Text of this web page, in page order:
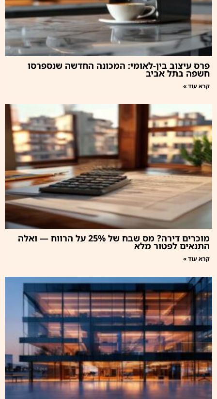
פרס עיצוב בין-לאומי: המכונה החדשה שנספרסו
חשפה בתל אביב
קרא עוד »
מוכרים דירה? מס שבח של 25% על הרווח — ואלה
התנאים לפטור מלא
קרא עוד »